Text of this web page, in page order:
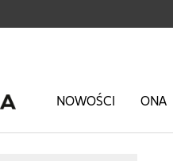
NOWOŚCI ONA